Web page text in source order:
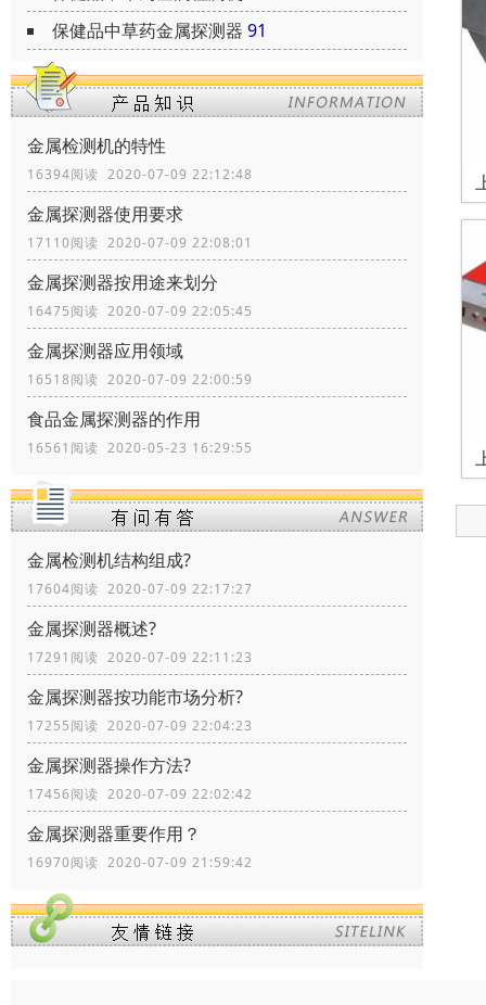
保健品中草药金属探测器 91
金属检测机的特性
16394阅读 2020-07-09 22:12:48
金属探测器使用要求
17110阅读 2020-07-09 22:08:01
金属探测器按用途来划分
16475阅读 2020-07-09 22:05:45
金属探测器应用领域
16518阅读 2020-07-09 22:00:59
食品金属探测器的作用
16561阅读 2020-05-23 16:29:55
金属检测机结构组成?
17604阅读 2020-07-09 22:17:27
金属探测器概述?
17291阅读 2020-07-09 22:11:23
金属探测器按功能市场分析?
17255阅读 2020-07-09 22:04:23
金属探测器操作方法?
17456阅读 2020-07-09 22:02:42
金属探测器重要作用？
16970阅读 2020-07-09 21:59:42